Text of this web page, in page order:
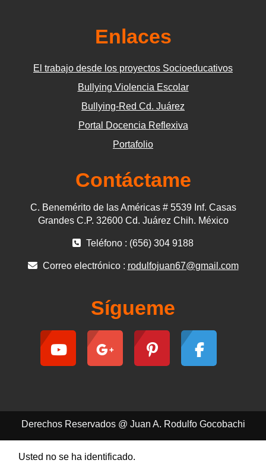
Enlaces
El trabajo desde los proyectos Socioeducativos
Bullying Violencia Escolar
Bullying-Red Cd. Juárez
Portal Docencia Reflexiva
Portafolio
Contáctame
C. Benemérito de las Américas # 5539 Inf. Casas
Grandes C.P. 32600 Cd. Juárez Chih. México
Teléfono : (656) 304 9188
Correo electrónico : rodulfojuan67@gmail.com
Sígueme
Derechos Reservados @ Juan A. Rodulfo Gocobachi
Usted no se ha identificado.